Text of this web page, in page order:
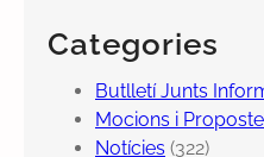
Categories
Butlletí Junts
Mocions i
Notícies (322)